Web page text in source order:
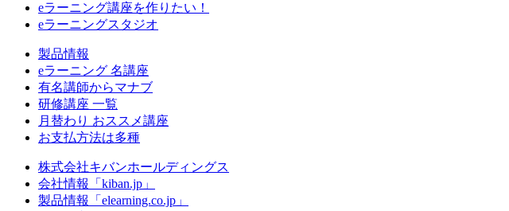
eラーニング講座を作りたい！
eラーニングスタジオ
製品情報
eラーニング 名講座
有名講師からマナブ
研修講座 一覧
月替わり おススメ講座
お支払方法は多種
株式会社キバンホールディングス
会社情報「kiban.jp」
製品情報「elearning.co.jp」